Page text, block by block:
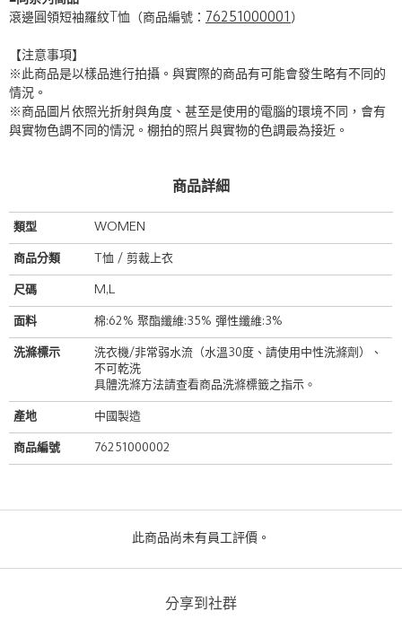
滾邊圓領短袖羅紋T恤（商品編號： 76251000001 ）
【注意事項】
※此商品是以樣品進行拍攝。與實際的商品有可能會發生略有不同的
情況。
※商品圖片依照光折射與角度、甚至是使用的電腦的環境不同，會有
與實物色調不同的情況。棚拍的照片與實物的色調最為接近。
商品詳細
類型 WOMEN
商品分類 T恤 / 剪裁上衣
尺碼 M,L
面料 棉:62% 聚酯纖維:35% 彈性纖維:3%
洗滌標示
洗衣機/非常弱水流（水溫30度、請使用中性洗滌劑）、
不可乾洗
具體洗滌方法請查看商品洗滌標籤之指示。
產地 中國製造
商品編號 76251000002
此商品尚未有員工評價。
分享到社群